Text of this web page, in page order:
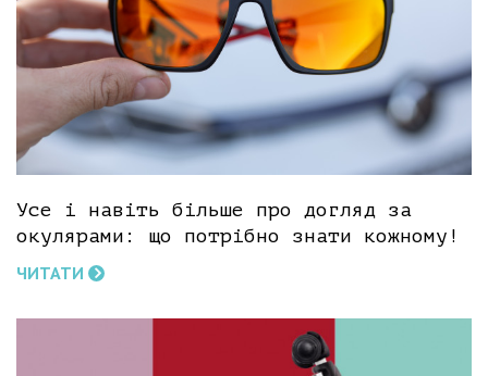
Усе і навіть більше про догляд за
окулярами: що потрібно знати кожному!
ЧИТАТИ